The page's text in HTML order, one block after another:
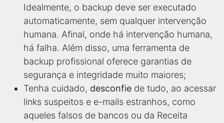
Idealmente, o backup deve ser executado
automaticamente, sem qualquer intervenção
humana. Afinal, onde há intervenção humana,
há falha. Além disso, uma ferramenta de
backup profissional oferece garantias de
segurança e integridade muito maiores;
Tenha cuidado, desconfie de tudo, ao acessar
links suspeitos e e-mails estranhos, como
aqueles falsos de bancos ou da Receita